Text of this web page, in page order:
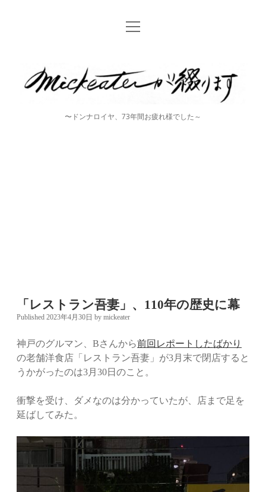
Home
open
mickeater
が
〜ドンナロイヤ、73年間お疲れ様でした～
「レストラン吾妻」、110年の歴史に幕
Published 2023年4月30日 by mickeater
神戸のグルマン、Bさんから前回レポートしたばかり
の老舗洋食店「レストラン吾妻」が3月末で閉店すると
うかがったのは3月30日のこと。
衝撃を受け、ダメなのは分かっていたが、店まで足を
延ばしてみた。